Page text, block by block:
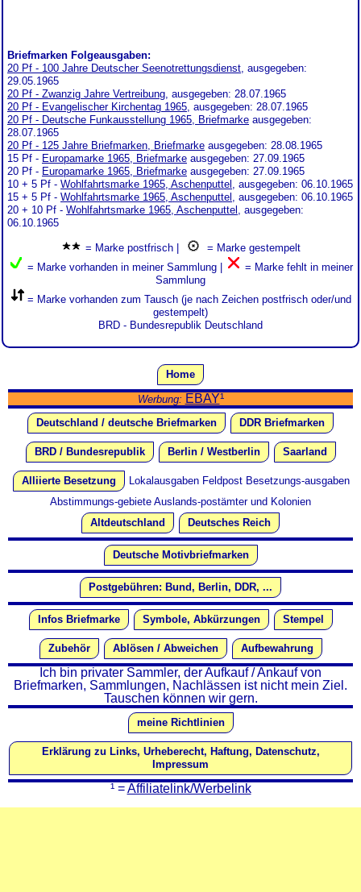
Briefmarken Folgeausgaben:
20 Pf - 100 Jahre Deutscher Seenotrettungsdienst, ausgegeben:
29.05.1965
20 Pf - Zwanzig Jahre Vertreibung, ausgegeben: 28.07.1965
20 Pf - Evangelischer Kirchentag 1965, ausgegeben: 28.07.1965
20 Pf - Deutsche Funkausstellung 1965, Briefmarke ausgegeben:
28.07.1965
20 Pf - 125 Jahre Briefmarken, Briefmarke ausgegeben: 28.08.1965
15 Pf - Europamarke 1965, Briefmarke ausgegeben: 27.09.1965
20 Pf - Europamarke 1965, Briefmarke ausgegeben: 27.09.1965
10 + 5 Pf - Wohlfahrtsmarke 1965, Aschenputtel , ausgegeben: 06.10.1965
15 + 5 Pf - Wohlfahrtsmarke 1965, Aschenputtel , ausgegeben: 06.10.1965
20 + 10 Pf - Wohlfahrtsmarke 1965, Aschenputtel , ausgegeben:
06.10.1965
= Marke postfrisch |
= Marke gestempelt
= Marke vorhanden in meiner Sammlung |
= Marke fehlt in meiner
Sammlung
= Marke vorhanden zum Tausch (je nach Zeichen postfrisch oder/und
gestempelt)
BRD - Bundesrepublik Deutschland
Home
Werbung: EBAY¹
Deutschland / deutsche Briefmarken DDR Briefmarken
BRD / Bundesrepublik Berlin / Westberlin Saarland
Alliierte Besetzung Lokalausgaben Feldpost Besetzungs-ausgaben
Abstimmungs-gebiete Auslands-postämter und Kolonien
Altdeutschland
Deutsches Reich
Deutsche Motivbriefmarken
Postgebühren: Bund, Berlin, DDR, ...
Infos Briefmarke Symbole, Abkürzungen Stempel
Zubehör Ablösen / Abweichen Aufbewahrung
Ich bin privater Sammler, der Aufkauf / Ankauf von
Briefmarken, Sammlungen, Nachlässen ist nicht mein Ziel.
Tauschen können wir gern.
meine Richtlinien
Erklärung zu Links, Urheberecht, Haftung, Datenschutz,
Impressum
¹ =Affiliatelink/Werbelink